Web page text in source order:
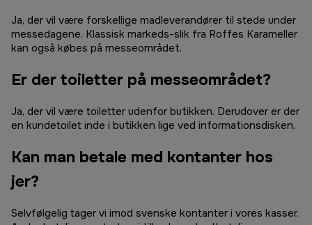
Ja, der vil være forskellige madleverandører til stede under
messedagene. Klassisk markeds-slik fra Roffes Karameller
kan også købes på messeområdet.
Er der toiletter på messeområdet?
Ja, der vil være toiletter udenfor butikken. Derudover er der
en kundetoilet inde i butikken lige ved informationsdisken.
Kan man betale med kontanter hos
jer?
Selvfølgelig tager vi imod svenske kontanter i vores kasser.